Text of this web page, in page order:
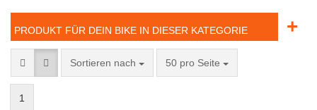
PRODUKT FÜR DEIN BIKE IN DIESER KATEGORIE +
Sortieren nach 50 pro Seite
1